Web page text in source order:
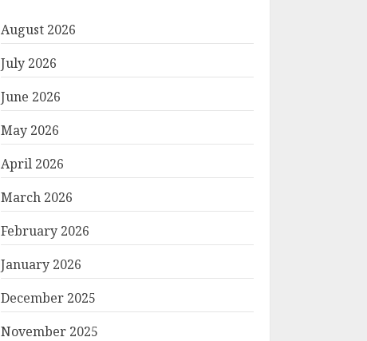
August 2026
July 2026
June 2026
May 2026
April 2026
March 2026
February 2026
January 2026
December 2025
November 2025